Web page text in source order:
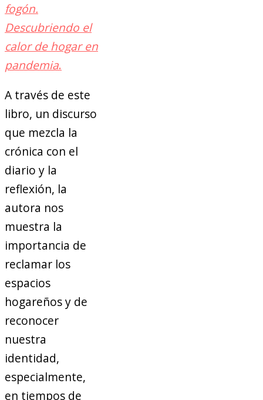
fogón.
Descubriendo el
calor de hogar en
pandemia.
A través de este
libro, un discurso
que mezcla la
crónica con el
diario y la
reflexión, la
autora nos
muestra la
importancia de
reclamar los
espacios
hogareños y de
reconocer
nuestra
identidad,
especialmente,
en tiempos de